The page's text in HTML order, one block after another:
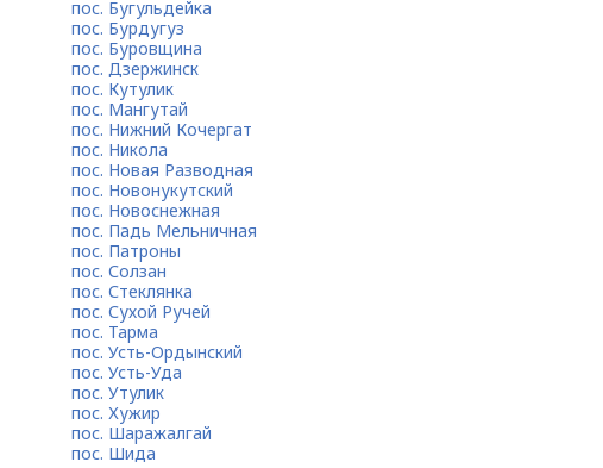
пос. Бугульдейка
пос. Бурдугуз
пос. Буровщина
пос. Дзержинск
пос. Кутулик
пос. Мангутай
пос. Нижний Кочергат
пос. Никола
пос. Новая Разводная
пос. Новонукутский
пос. Новоснежная
пос. Падь Мельничная
пос. Патроны
пос. Солзан
пос. Стеклянка
пос. Сухой Ручей
пос. Тарма
пос. Усть-Ордынский
пос. Усть-Уда
пос. Утулик
пос. Хужир
пос. Шаражалгай
пос. Шида